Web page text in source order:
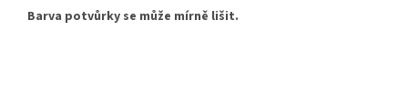
Barva potvůrky se může mírně lišit.